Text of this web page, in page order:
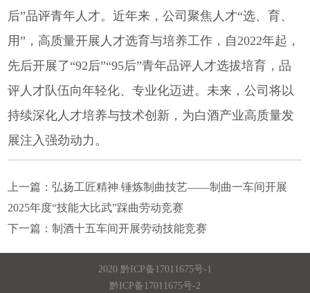
后”品评青年人才。近年来，公司聚焦人才“选、育、
用”，高质量开展人才选育与培养工作，自2022年起，
先后开展了“92后”“95后”青年品评人才选拔培育，品
评人才队伍向年轻化、专业化迈进。未来，公司将以
持续深化人才培养与技术创新，为白酒产业高质量发
展注入强劲动力。
上一篇：弘扬工匠精神 锤炼制曲技艺——制曲一车间开展
2025年度“技能大比武”踩曲劳动竞赛
下一篇：制酒十五车间开展劳动技能竞赛
2020 黔ICP备17011675号-1
黔ICP备17011675号-2